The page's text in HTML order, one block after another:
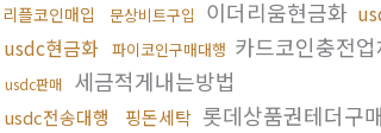
리플코인매입 문상비트구입 이더리움현금화
usdc현금화 파이코인구매대행 카드코인충전업
usdc판매 세금적게내는방법
usdc전송대행 핑돈세탁 롯데상품권테더구매